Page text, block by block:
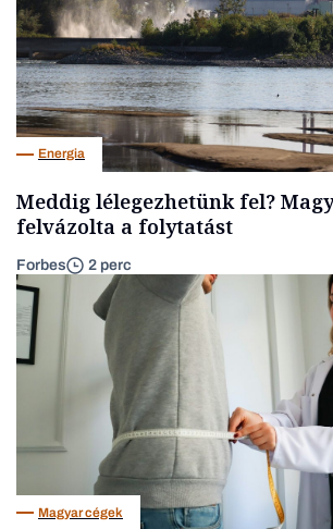
Energia
Meddig lélegezhetünk fel?
felvázolta a folytatást
Forbes 2 perc
Magyar cégek